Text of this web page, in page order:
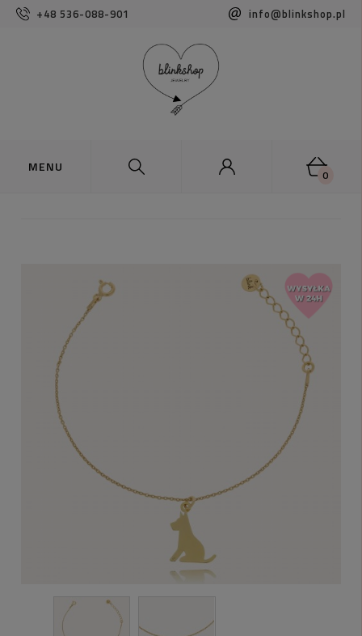
+48 536-088-901 info@blinkshop.pl
0